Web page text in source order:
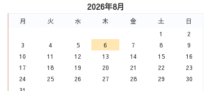
2026年8月
月 火 水 木 金 土
日
1
2
3
4 5 6 7 8
9
10
11 12 13 14 15
16
17
18 19 20 21 22
23
24
25 26 27 28 29
30